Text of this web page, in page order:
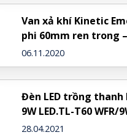
Van xả khí Kinetic
phi 60mm ren trong –
(Israel)
06.11.2020
Đèn LED trồng thanh
9W LED.TL-T60 WFR/
Rạng Đông
28.04.2021